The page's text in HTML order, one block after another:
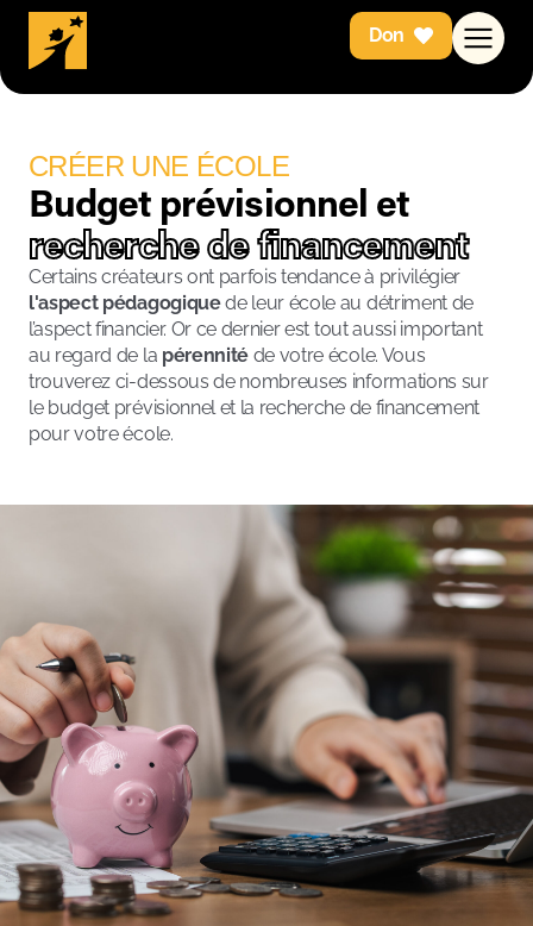
Don
CRÉER UNE ÉCOLE
Budget prévisionnel et
recherche de financement
Certains créateurs ont parfois tendance à privilégier
l'aspect pédagogiquede leur école au détriment de
l’aspect financier. Or ce dernier est tout aussi important
au regard de la pérennité de votre école. Vous
trouverez ci-dessous de nombreuses informations sur
le budget prévisionnel et la recherche de financement
pour votre école.